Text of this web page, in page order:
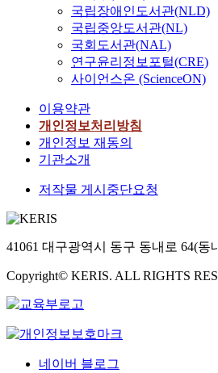
국립장애인도서관(NLD)
국립중앙도서관(NL)
국회도서관(NAL)
연구윤리정보포털(CRE)
사이언스온 (ScienceON)
이용약관
개인정보처리방침
개인정보 재동의
기관소개
저작물 게시중단요청
41061 대구광역시 동구 동내로 64(동
Copyright© KERIS. ALL RIGHTS
네이버 블로그